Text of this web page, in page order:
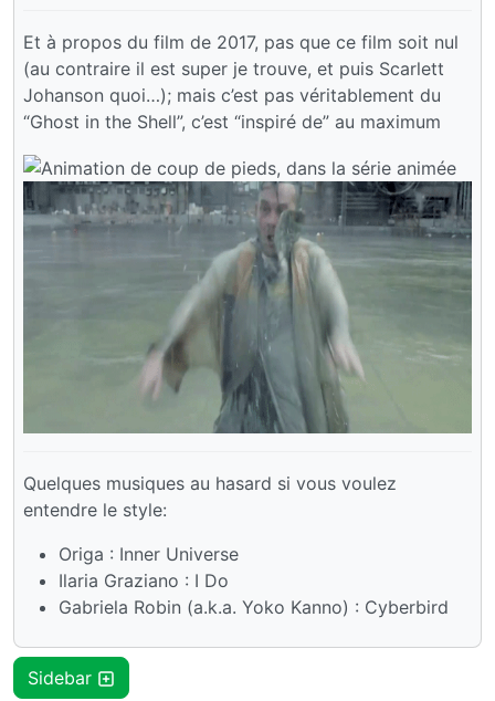
Et à propos du film de 2017, pas que ce film soit nul
(au contraire il est super je trouve, et puis Scarlett
Johanson quoi…); mais c’est pas véritablement du
“Ghost in the Shell”, c’est “inspiré de” au maximum
Quelques musiques au hasard si vous voulez
entendre le style:
Origa : Inner Universe
Ilaria Graziano : I Do
Gabriela Robin (a.k.a. Yoko Kanno) : Cyberbird
Sidebar